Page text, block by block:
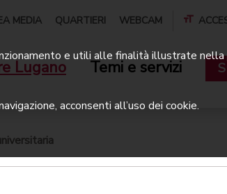
MEDIA QUARTIERI WEBCAM
Lugano Temi e servizi
e utili alle finalità illustrate nella
acconsenti all’uso dei cookie.